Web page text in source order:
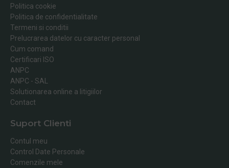
Politica cookie
Politica de confidentialitate
Termeni si conditii
Prelucrarea datelor cu caracter personal
Cum comand
Certificari ISO
ANPC
ANPC - SAL
Solutionarea online a litigiilor
Contact
Suport Clienti
Contul meu
Control Date Personale
Comenzile mele